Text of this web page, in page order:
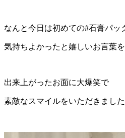
なんと今日は初めての#石膏パッ
気持ちよかったと嬉しいお言葉
出来上がったお面に大爆笑で
素敵なスマイルをいただきました